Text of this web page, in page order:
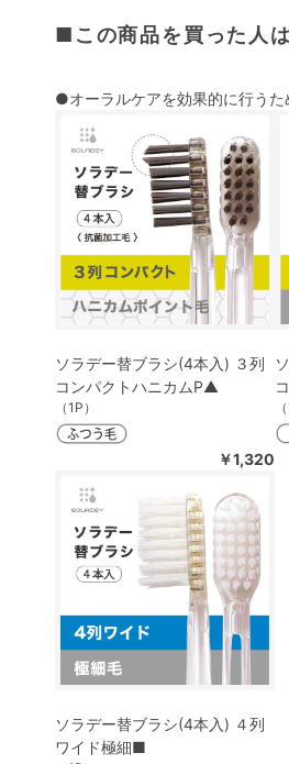
■この商品を買った人
●オーラルケアを効果的に行うた
ソラデー替ブラシ(4本入) ３列
コンパクトハニカムP▲
（1P）
￥1,320
ソラデー替ブラシ(4本入) ４列
ワイド極細■